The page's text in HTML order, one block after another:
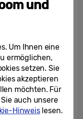
Book6-
und
Damit
stabile
werden.
und
Um Ihnen eine
ermöglichen,
setzen. Sie
akzeptieren
möchten. Für
auch unsere
Hinweislesen.